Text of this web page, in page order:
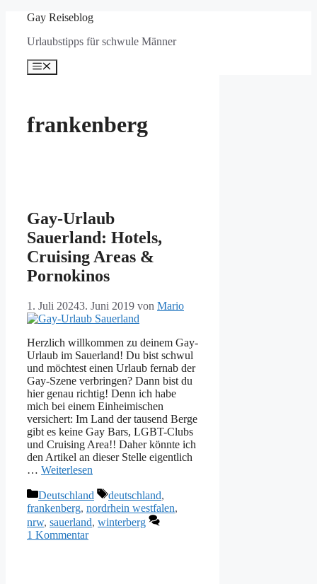
springen
Gay Reiseblog
Urlaubstipps für schwule Männer
Menü
frankenberg
Gay-Urlaub
Sauerland: Hotels,
Cruising Areas &
Pornokinos
1. Juli 20243. Juni 2019 von Mario
Herzlich willkommen zu deinem Gay-
Urlaub im Sauerland! Du bist schwul
und möchtest einen Urlaub fernab der
Gay-Szene verbringen? Dann bist du
hier genau richtig! Denn ich habe
mich bei einem Einheimischen
versichert: Im Land der tausend Berge
gibt es keine Gay Bars, LGBT-Clubs
und Cruising Area!! Daher könnte ich
den Artikel an dieser Stelle eigentlich
… Weiterlesen
Kategorien
Deutschland Schlagwörter
deutschland,
frankenberg, nordrhein westfalen,
nrw, sauerland, winterberg
1 Kommentar